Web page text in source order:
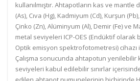
kullanılmıştır. Ahtapotların kas ve mantle
(As), Cıva (Hg), Kadmiyum (Cd), Kurşun
Çinko (Zn), Alüminyum (Al), Demir (Fe) ve
metal seviyeleri ICP-OES (Endüktif olarak
Optik emisyon spektrofotometresi) cihazı
Çalışma sonucunda ahtapotun yenilebilir
seviyeleri kabul edilebilir sınırlar